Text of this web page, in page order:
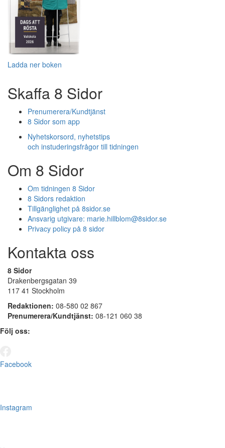
Ladda ner boken
Skaffa 8 Sidor
Prenumerera/Kundtjänst
8 Sidor som app
Nyhetskorsord, nyhetstips
och instuderingsfrågor till tidningen
Om 8 Sidor
Om tidningen 8 Sidor
8 Sidors redaktion
Tillgänglighet på 8sidor.se
Ansvarig utgivare: marie.hillblom@8sidor.se
Privacy policy på 8 sidor
Kontakta oss
8 Sidor
Drakenbergsgatan 39
117 41 Stockholm
Redaktionen: 08-580 02 867
Prenumerera/Kundtjänst: 08-121 060 38
Följ oss:
Facebook
Instagram